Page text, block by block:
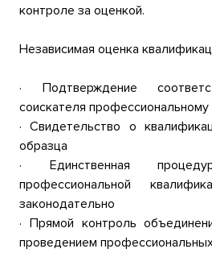
контроле за оценкой.
Независимая оценка
· Подтверждение
соискателя профессиональному
· Свидетельство о
образца
· Единственная
профессиональной
законодательно
· Прямой контроль
проведением